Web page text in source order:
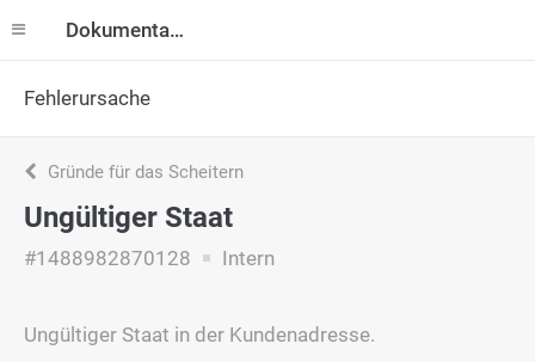
Dokumentation
Fehlerursache
Gründe für das Scheitern
Ungültiger Staat
#1488982870128 Intern
Ungültiger Staat in der Kundenadresse.